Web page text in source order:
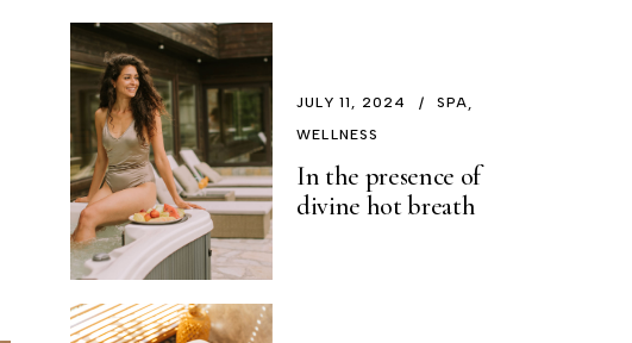
JULY 11, 2024
SPA
WELLNESS
In the presence of
divine hot breath